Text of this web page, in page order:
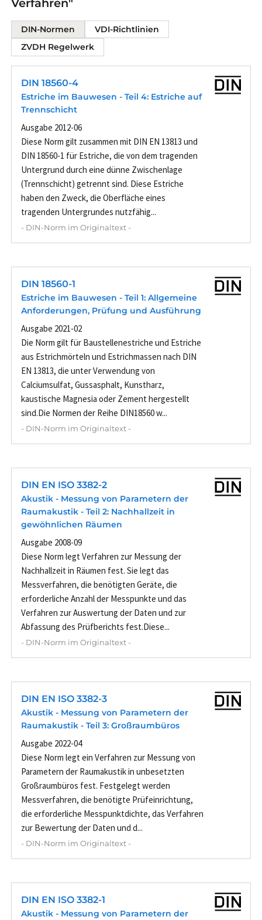
DIN-Normen
VDI-Richtlinien
ZVDH Regelwerk
DIN 18560-4
Estriche im Bauwesen - Teil 4: Estriche auf
Trennschicht
Ausgabe 2012-06
Diese Norm gilt zusammen mit DIN EN 13813 und
DIN 18560-1 für Estriche, die von dem tragenden
Untergrund durch eine dünne Zwischenlage
(Trennschicht) getrennt sind. Diese Estriche
haben den Zweck, die Oberfläche eines
tragenden Untergrundes nutzfähig...
- DIN-Norm im Originaltext -
DIN 18560-1
Estriche im Bauwesen - Teil 1: Allgemeine
Anforderungen, Prüfung und Ausführung
Ausgabe 2021-02
Die Norm gilt für Baustellenestriche und Estriche
aus Estrichmörteln und Estrichmassen nach DIN
EN 13813, die unter Verwendung von
Calciumsulfat, Gussasphalt, Kunstharz,
kaustische Magnesia oder Zement hergestellt
sind.Die Normen der Reihe DIN18560 w...
- DIN-Norm im Originaltext -
DIN EN ISO 3382-2
Akustik - Messung von Parametern der
Raumakustik - Teil 2: Nachhallzeit in
gewöhnlichen Räumen
Ausgabe 2008-09
Diese Norm legt Verfahren zur Messung der
Nachhallzeit in Räumen fest. Sie legt das
Messverfahren, die benötigten Geräte, die
erforderliche Anzahl der Messpunkte und das
Verfahren zur Auswertung der Daten und zur
Abfassung des Prüfberichts fest.Diese...
- DIN-Norm im Originaltext -
DIN EN ISO 3382-3
Akustik - Messung von Parametern der
Raumakustik - Teil 3: Großraumbüros
Ausgabe 2022-04
Diese Norm legt ein Verfahren zur Messung von
Parametern der Raumakustik in unbesetzten
Großraumbüros fest. Festgelegt werden
Messverfahren, die benötigte Prüfeinrichtung,
die erforderliche Messpunktdichte, das Verfahren
zur Bewertung der Daten und d...
- DIN-Norm im Originaltext -
DIN EN ISO 3382-1
Akustik - Messung von Parametern der